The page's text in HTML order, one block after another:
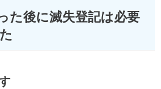
た後に滅失登記は必要